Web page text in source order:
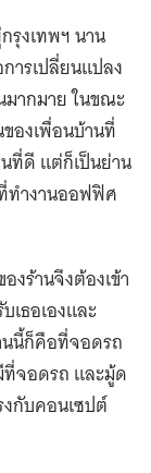
รุงเทพฯ นาน
ารเปลี่ยนแปลง
มากมาย ในขณะ
องเพื่อนบ้านที่
ที่ดี แต่ก็เป็นย่าน
ทำงานออฟฟิศ
งร้านจึงต้องเข้า
เธอเองและ
นี้ก็คือที่จอดรถ
จอดรถ และมู้ด
กับคอนเซปต์